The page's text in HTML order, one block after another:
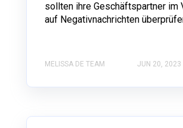
sollten ihre Geschäftspartner im
auf Negativnachrichten
MELISSA DE TEAM JUN 20, 2023